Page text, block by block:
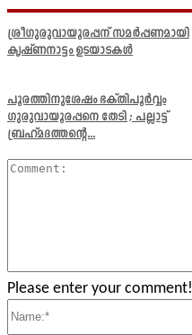
ശ്രീഗുരുവായൂരപ്പന് സമർപ്പണമായി
കൃഷ്ണനാട്ടം ഉടയാടകൾ
പൂരത്തിനുശേഷം ഭക്തിപൂർവ്വം
ഗുരുവായൂരപ്പനെ തേടി ; പല്ലാട്ട്
ബ്രഹ്മദത്തന്റെ...
Please enter your comment!